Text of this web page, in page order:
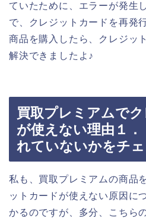
ていたために、エラーが発生
で、クレジットカードを再発
商品を購入したら、クレジッ
解決できましたよ♪
買取プレミアムで
が使えない理由１．
れていないかをチェ
私も、買取プレミアムの商品
ットカードが使えない原因に
かるのですが、多分、こちら